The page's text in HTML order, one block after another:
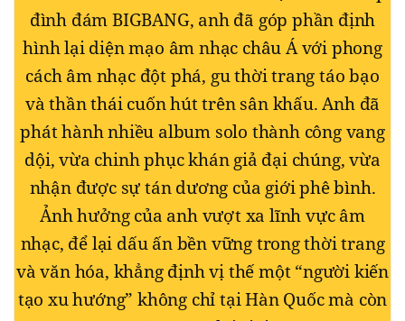
đình đám BIGBANG, anh đã góp phần định
hình lại diện mạo âm nhạc châu Á với phong
cách âm nhạc đột phá, gu thời trang táo bạo
và thần thái cuốn hút trên sân khấu. Anh đã
phát hành nhiều album solo thành công vang
dội, vừa chinh phục khán giả đại chúng, vừa
nhận được sự tán dương của giới phê bình.
Ảnh hưởng của anh vượt xa lĩnh vực âm
nhạc, để lại dấu ấn bền vững trong thời trang
và văn hóa, khẳng định vị thế một “người kiến
tạo xu hướng” không chỉ tại Hàn Quốc mà còn